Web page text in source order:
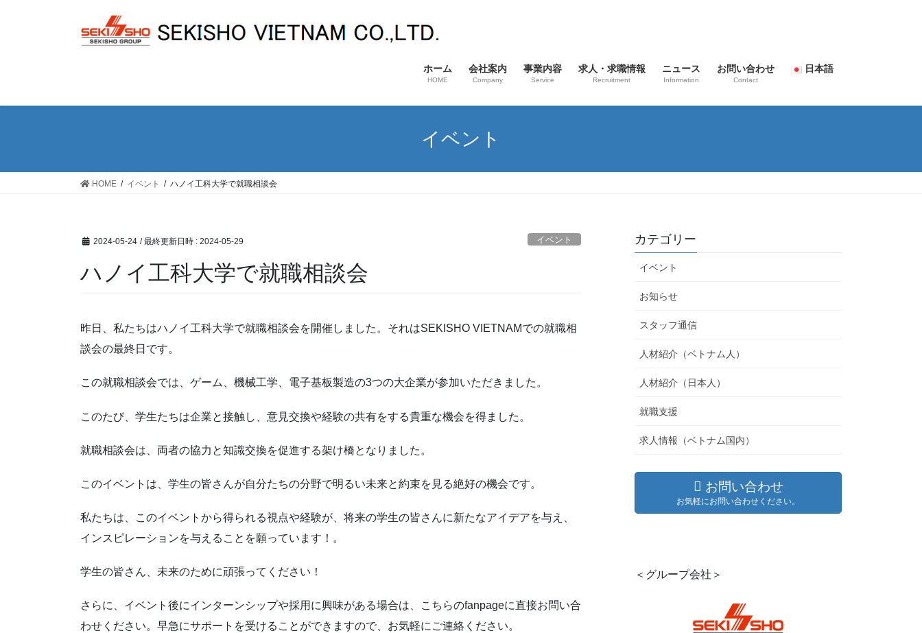
ス
ン
ホーム
HOME
会社案内
Company
事業内容
Service
求人・求職情報
Recruitment
ニュース
Information
お問い合わせ
Contact
日本語
イベント
HOME イベント ハノイ工科大学で就職相談会
2024-05-24 / 最終更新日時 : 2024-05-29 イベント
ハノイ工科大学で就職相談会
昨日、私たちはハノイ工科大学で就職相談会を開催しました。それはSEKISHO VIETNAMでの就職相
談会の最終日です。
この就職相談会では、ゲーム、機械工学、電子基板製造の3つの大企業が参加いただきました。
このたび、学生たちは企業と接触し、意見交換や経験の共有をする貴重な機会を得ました。
就職相談会は、両者の協力と知識交換を促進する架け橋となりました。
このイベントは、学生の皆さんが自分たちの分野で明るい未来と約束を見る絶好の機会です。
私たちは、このイベントから得られる視点や経験が、将来の学生の皆さんに新たなアイデアを与え、
インスピレーションを与えることを願っています！。
学生の皆さん、未来のために頑張ってください！
さらに、イベント後にインターンシップや採用に興味がある場合は、こちらのfanpageに直接お問い合
わせください。早急にサポートを受けることができますので、お気軽にご連絡ください。
カテゴリー
イベント
お知らせ
スタッフ通信
人材紹介（ベトナム人）
人材紹介（日本人）
就職支援
求人情報（ベトナム国内）
お問い合わせ
お気軽にお問い合わせください。
＜グループ会社＞